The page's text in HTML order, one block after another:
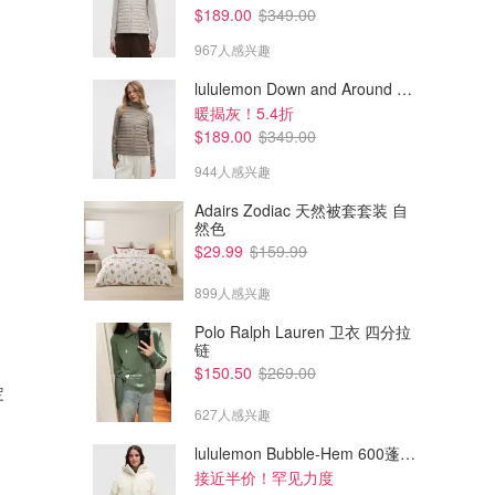
£80.00
Polo Ralph Lauren 男士定制常
£65.00
$189.00 $349.00
967人感兴趣
lululemon Down and Around 羽绒夹克
暖揭灰！5.4折
$189.00 $349.00
944人感兴趣
Adairs Zodiac 天然被套套装 自
然色
$29.99 $159.99
899人感兴趣
Polo Ralph Lauren 卫衣 四分拉
链
$150.50 $269.00
627人感兴趣
lululemon Bubble-Hem 600蓬松羽绒夹克
接近半价！罕见力度